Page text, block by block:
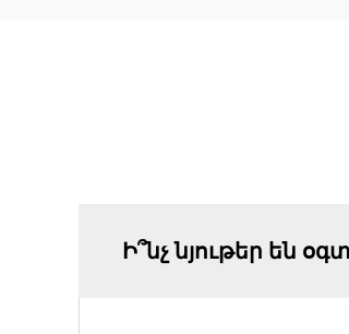
Ի՞նչ նյութեր են